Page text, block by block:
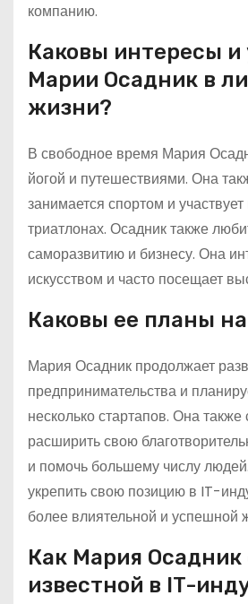
компанию.
Каковы интересы и
Марии Осадник в
жизни?
В свободное время Мария
йогой и путешествиями. Она
занимается спортом и
триатлонах. Осадник также
саморазвитию и бизнесу. Она
искусством и часто посещает
Каковы ее планы
Мария Осадник продолжает
предпринимательства и
несколько стартапов. Она также
расширить свою
и помочь большему числу
укрепить свою позицию в IT-
более влиятельной и успешной
Как Мария Осадник
известной в IT-